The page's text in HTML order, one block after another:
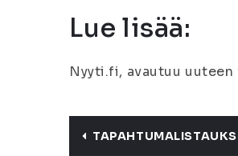
Lue lisää:
Nyyti.fi, avautuu